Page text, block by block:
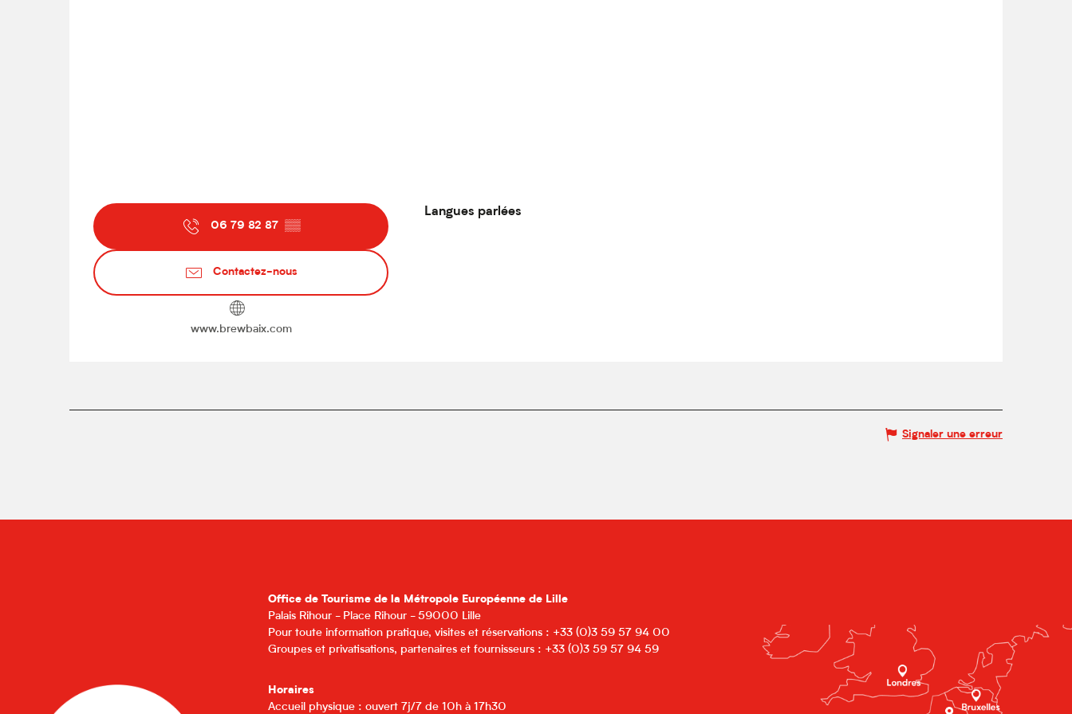
06 79 82 87 ▒▒
Contactez-nous
www.brewbaix.com
Langues parlées
Langues parlées
Signaler une erreur
Office de Tourisme de la Métropole Européenne de Lille
Palais Rihour - Place Rihour - 59000 Lille
Pour toute information pratique, visites et réservations : +33 (0)3 59 57 94 00
Groupes et privatisations, partenaires et fournisseurs : +33 (0)3 59 57 94 59
Horaires
Accueil physique : ouvert 7j/7 de 10h à 17h30